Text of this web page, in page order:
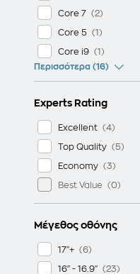
Core 7
Core 5
Core i9
Περισσότερα (16)
Experts Rating
Excellent
Top Quality
Economy
Best Value
Μέγεθος οθόνης
17"+
16" - 16.9"